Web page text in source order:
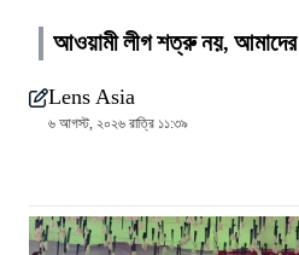
আওয়ামী লীগ শত্রু নয়, আমাদের
Lens Asia
৬ আগস্ট, ২০২৬ রাত্রি ১১:৩৯